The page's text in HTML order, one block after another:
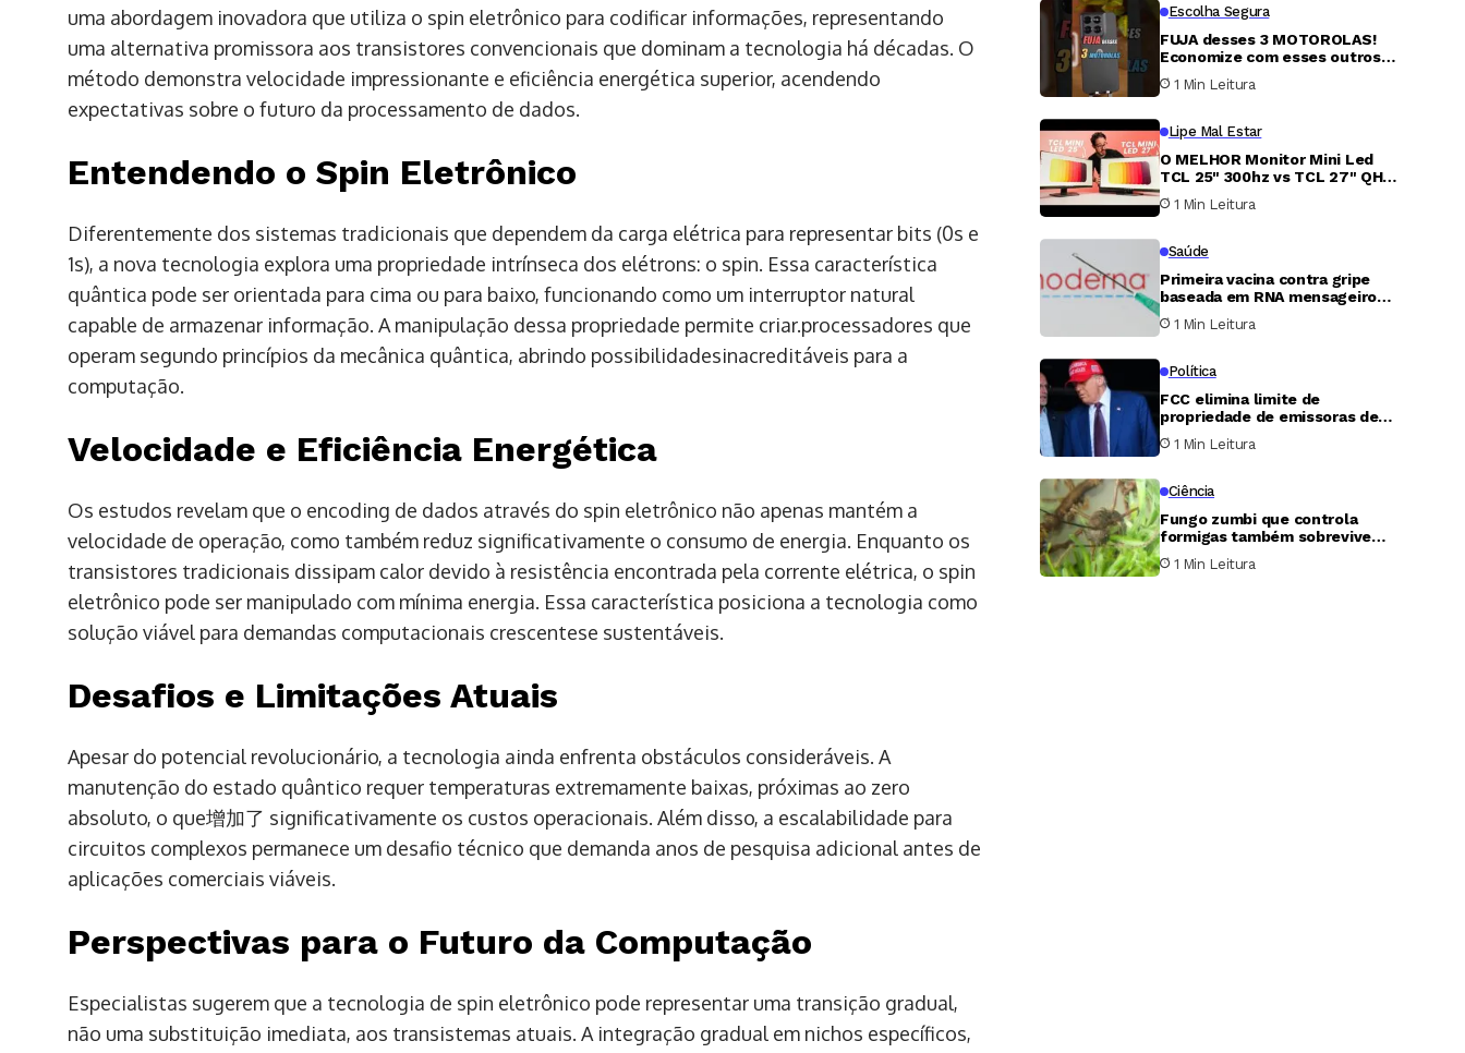
uma abordagem inovadora que utiliza o spin eletrônico para codificar informações, representando
uma alternativa promissora aos transistores convencionais que dominam a tecnologia há décadas. O
método demonstra velocidade impressionante e eficiência energética superior, acendendo
expectativas sobre o futuro da processamento de dados.
Entendendo o Spin Eletrônico
Diferentemente dos sistemas tradicionais que dependem da carga elétrica para representar bits (0s e
1s), a nova tecnologia explora uma propriedade intrínseca dos elétrons: o spin. Essa característica
quântica pode ser orientada para cima ou para baixo, funcionando como um interruptor natural
capable de armazenar informação. A manipulação dessa propriedade permite criar.processadores que
operam segundo princípios da mecânica quântica, abrindo possibilidadesinacreditáveis para a
computação.
Velocidade e Eficiência Energética
Os estudos revelam que o encoding de dados através do spin eletrônico não apenas mantém a
velocidade de operação, como também reduz significativamente o consumo de energia. Enquanto os
transistores tradicionais dissipam calor devido à resistência encontrada pela corrente elétrica, o spin
eletrônico pode ser manipulado com mínima energia. Essa característica posiciona a tecnologia como
solução viável para demandas computacionais crescentese sustentáveis.
Desafios e Limitações Atuais
Apesar do potencial revolucionário, a tecnologia ainda enfrenta obstáculos consideráveis. A
manutenção do estado quântico requer temperaturas extremamente baixas, próximas ao zero
absoluto, o que增加了 significativamente os custos operacionais. Além disso, a escalabilidade para
circuitos complexos permanece um desafio técnico que demanda anos de pesquisa adicional antes de
aplicações comerciais viáveis.
Perspectivas para o Futuro da Computação
Especialistas sugerem que a tecnologia de spin eletrônico pode representar uma transição gradual,
não uma substituição imediata, aos transistemas atuais. A integração gradual em nichos específicos,
Escolha Segura
FUJA desses 3 MOTOROLAS!
Economize com esses outros
2.
1 Min Leitura
Lipe Mal Estar
O MELHOR Monitor Mini Led
TCL 25" 300hz vs TCL 27" QHD
180hz
1 Min Leitura
Saúde
Primeira vacina contra gripe
baseada em RNA mensageiro
recebe aprovação nos Estados
Unidos
1 Min Leitura
Política
FCC elimina limite de
propriedade de emissoras de
televisão nos Estados Unidos
1 Min Leitura
Ciência
Fungo zumbi que controla
formigas também sobrevive
dentro de musgos, revela
pesquisa
1 Min Leitura